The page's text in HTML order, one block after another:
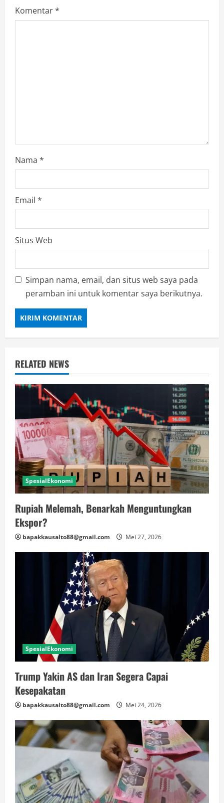
g
Komentar*
Nama *
Email *
Situs Web
Simpan nama, email, dan situs web saya pada
peramban ini untuk komentar saya berikutnya.
RELATED NEWS
SpesialEkonomi
Rupiah Melemah, Benarkah Menguntungkan
Ekspor?
bapakkausalto88@gmail.com Mei 27, 2026
SpesialEkonomi
Trump Yakin AS dan Iran Segera Capai
Kesepakatan
bapakkausalto88@gmail.com Mei 24, 2026